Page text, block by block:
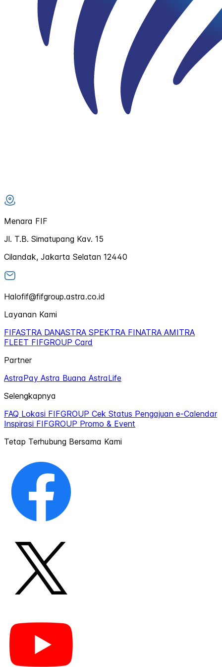
Menara FIF
Jl. T.B. Simatupang Kav. 15
Cilandak, Jakarta Selatan 12440
Halofif@fifgroup.astra.co.id
Layanan Kami
FIFASTRA DANASTRA SPEKTRA FINATRA AMITRA
FLEET FIFGROUP Card
Partner
AstraPay Astra Buana AstraLife
Selengkapnya
FAQ Lokasi FIFGROUP Cek Status Pengajuan e-Calendar
Inspirasi FIFGROUP Promo & Event
Tetap Terhubung Bersama Kami